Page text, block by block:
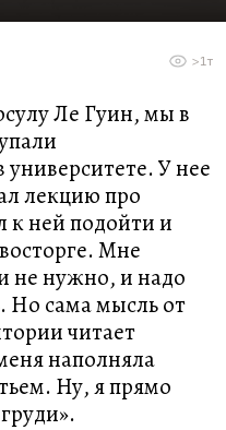
>1т
Ле Гуин, мы в
У нее
лекцию про
к ней подойти и
Мне
не нужно, и надо
Но сама мысль от
читает
наполняла
Ну, я прямо